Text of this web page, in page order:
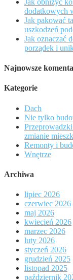
dodatkowych
Jak pakować
uszkodzeń
Jak oznaczać
porządek i
Najnowsze
Kategorie
Dach
Nie tylko
zmianie
Remonty i
Wnętrze
Archiwa
lipiec 2026
czerwiec 2026
maj 2026
kwiecień 2026
marzec 2026
luty 2026
styczeń 2026
grudzień 2025
listopad 2025
październik